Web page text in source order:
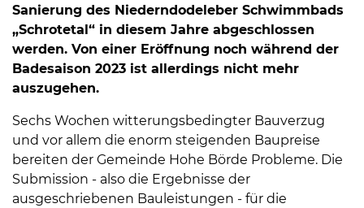
Sanierung des Niederndodeleber Schwimmbads
„Schrotetal“ in diesem Jahre abgeschlossen
werden. Von einer Eröffnung noch während der
Badesaison 2023 ist allerdings nicht mehr
auszugehen.
Sechs Wochen witterungsbedingter Bauverzug
und vor allem die enorm steigenden Baupreise
bereiten der Gemeinde Hohe Börde Probleme. Die
Submission - also die Ergebnisse der
ausgeschriebenen Bauleistungen - für die